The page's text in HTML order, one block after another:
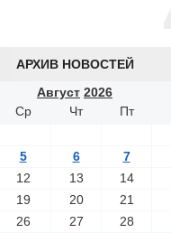
АРХИВ НОВОСТЕЙ
Август 2026
Ср Чт Пт
5 6 7
12 13 14
19 20 21
26 27 28